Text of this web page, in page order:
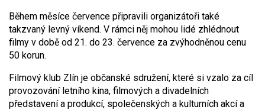
Během měsíce července připravili organizátoři také
takzvaný levný víkend. V rámci něj mohou lidé zhlédnout
filmy v době od 21. do 23. července za zvýhodněnou cenu
50 korun.
Filmový klub Zlín je občanské sdružení, které si vzalo za cíl
provozování letního kina, filmových a divadelních
představení a produkcí, společenských a kulturních akcí a